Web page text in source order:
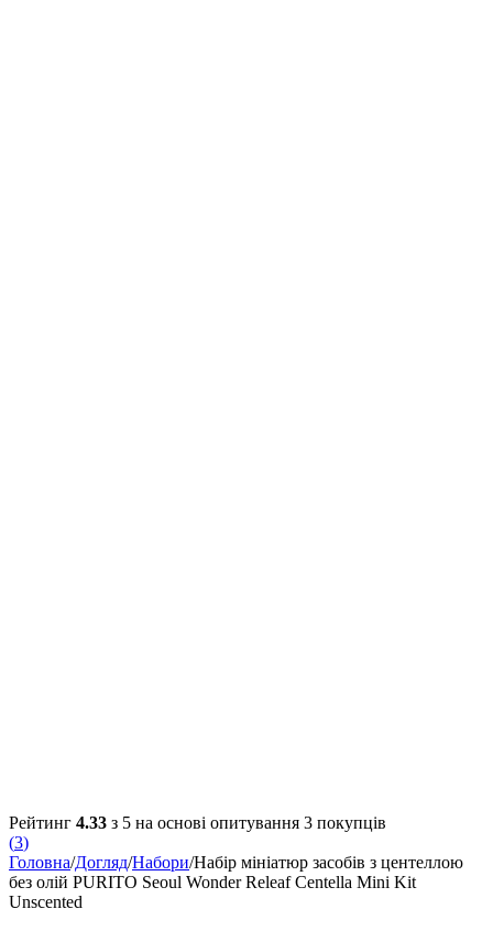
Рейтинг 4.33 з 5 на основі опитування 3 покупців
(3)
Головна/Догляд/Набори/Набір мініатюр засобів з центеллою
без олій PURITO Seoul Wonder Releaf Centella Mini Kit
Unscented